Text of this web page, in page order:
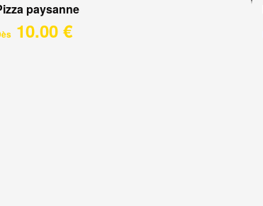
paysanne
10.00 €